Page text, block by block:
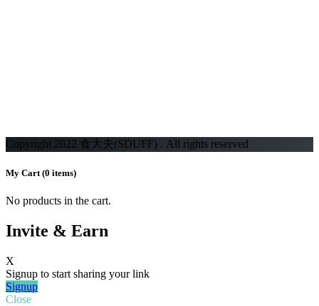
Copyright 2022 食大夫(SDUFF) . All rights reserved
My Cart (0 items)
No products in the cart.
Invite & Earn
X
Signup to start sharing your link
Signup
Close